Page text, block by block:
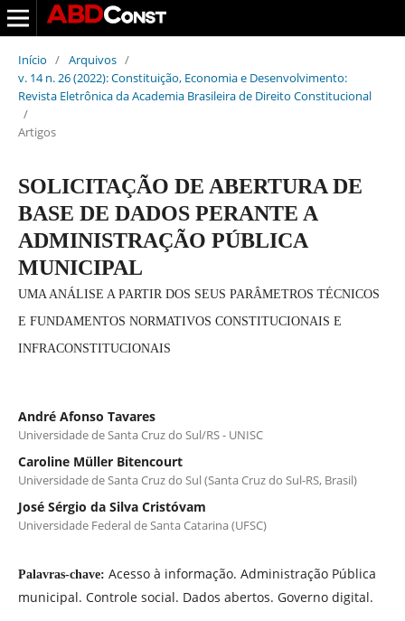
Início / Arquivos /
v. 14 n. 26 (2022): Constituição, Economia e Desenvolvimento:
Revista Eletrônica da Academia Brasileira de Direito Constitucional
/
Artigos
SOLICITAÇÃO DE ABERTURA DE
BASE DE DADOS PERANTE A
ADMINISTRAÇÃO PÚBLICA
MUNICIPAL
UMA ANÁLISE A PARTIR DOS SEUS PARÂMETROS TÉCNICOS
E FUNDAMENTOS NORMATIVOS CONSTITUCIONAIS E
INFRACONSTITUCIONAIS
André Afonso Tavares
Universidade de Santa Cruz do Sul/RS - UNISC
Caroline Müller Bitencourt
Universidade de Santa Cruz do Sul (Santa Cruz do Sul-RS, Brasil)
José Sérgio da Silva Cristóvam
Universidade Federal de Santa Catarina (UFSC)
Palavras-chave: Acesso à informação. Administração Pública
municipal. Controle social. Dados abertos. Governo digital.